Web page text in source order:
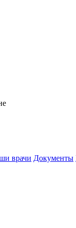
врачи Документы